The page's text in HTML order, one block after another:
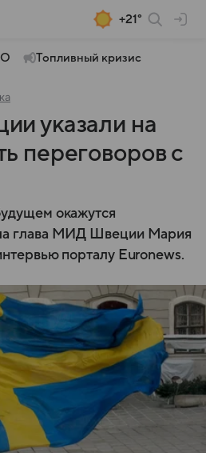
+21°
Топливный кризис
указали на
переговоров с
окажутся
глава МИД Швеции Мария
порталу Euronews.